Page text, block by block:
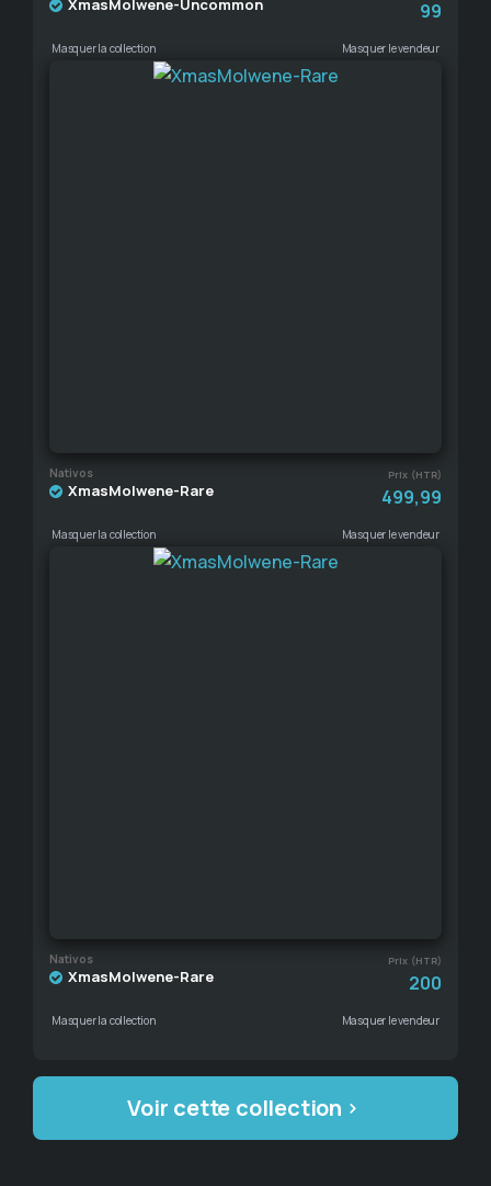
XmasMolwene-Uncommon 99
Masquer la collection Masquer le vendeur
Nativos Prix (HTR)
XmasMolwene-Rare 499,99
Masquer la collection Masquer le vendeur
Nativos Prix (HTR)
XmasMolwene-Rare 200
Masquer la collection Masquer le vendeur
Voir cette collection